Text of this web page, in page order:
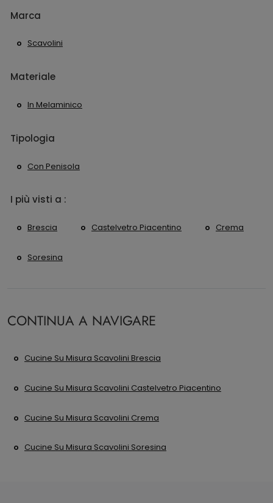
Marca
Scavolini
Materiale
In Melaminico
Tipologia
Con Penisola
I più visti a :
Brescia Castelvetro Piacentino Crema
Soresina
CONTINUA A NAVIGARE
Cucine Su Misura Scavolini Brescia
Cucine Su Misura Scavolini Castelvetro Piacentino
Cucine Su Misura Scavolini Crema
Cucine Su Misura Scavolini Soresina